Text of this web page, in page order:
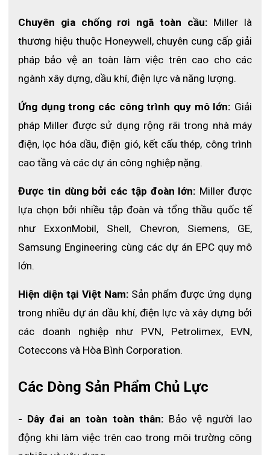
Chuyên gia chống rơi ngã toàn cầu: Miller là
thương hiệu thuộc Honeywell, chuyên cung cấp giải
pháp bảo vệ an toàn làm việc trên cao cho các
ngành xây dựng, dầu khí, điện lực và năng lượng.
Ứng dụng trong các công trình quy mô lớn: Giải
pháp Miller được sử dụng rộng rãi trong nhà máy
điện, lọc hóa dầu, điện gió, kết cấu thép, công trình
cao tầng và các dự án công nghiệp nặng.
Được tin dùng bởi các tập đoàn lớn: Miller được
lựa chọn bởi nhiều tập đoàn và tổng thầu quốc tế
như ExxonMobil, Shell, Chevron, Siemens, GE,
Samsung Engineering cùng các dự án EPC quy mô
lớn.
Hiện diện tại Việt Nam: Sản phẩm được ứng dụng
trong nhiều dự án dầu khí, điện lực và xây dựng bởi
các doanh nghiệp như PVN, Petrolimex, EVN,
Coteccons và Hòa Bình Corporation.
Các Dòng Sản Phẩm Chủ Lực
- Dây đai an toàn toàn thân: Bảo vệ người lao
động khi làm việc trên cao trong môi trường công